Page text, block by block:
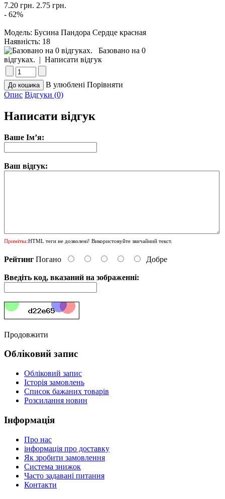
7.20 грн. 2.75 грн.
- 62%
Модель: Бусина Пандора Сердце красная
Наявність: 18
Базовано на 0
відгуках. | Написати відгук
В улюблені Порівняти
Опис Відгуки (0)
Написати відгук
Ваше Ім’я:
Ваш відгук:
Примітка:HTML теги не дозволені! Використовуйте звичайний текст.
Рейтинг Погано Добре
Введіть код, вказаний на зображенні:
Продовжити
Обліковий запис
Обліковий запис
Історія замовлень
Список бажаних товарів
Розсилання новин
Інформація
Про нас
інформація про доставку
Як зробити замовлення
Система знижок
Часто задавані питання
Контакти